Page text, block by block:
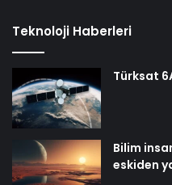
Teknoloji Haberleri
Türksat
Bilim
eskiden